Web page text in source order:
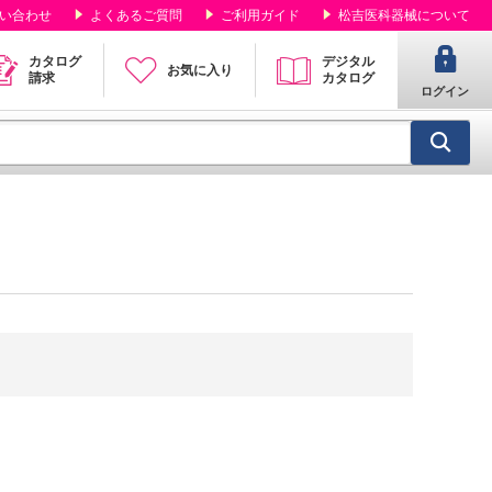
合わせ よくあるご質問 ご利用ガイド 松吉医科器械について
カタログ
請求
お気に入り
デジタル
カタログ
ログイン